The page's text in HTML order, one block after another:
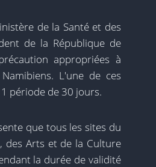
de la Santé et des
de la République de
appropriées à
L'une de ces
1 période de 30 jours.
que tous les sites du
des Arts et de la Culture
la durée de validité